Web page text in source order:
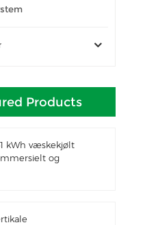
Products
kWh væskekjølt
og